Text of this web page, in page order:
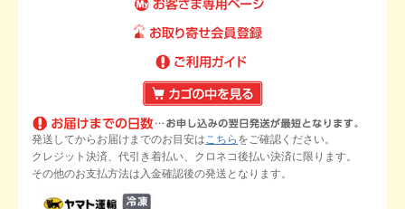
発送してからお届けまでのお目安はこちら をご確認ください。
クレジット決済、代引き着払い、クロネコ後払い決済に限ります。
その他のお支払方法は入金確認後の発送となります。